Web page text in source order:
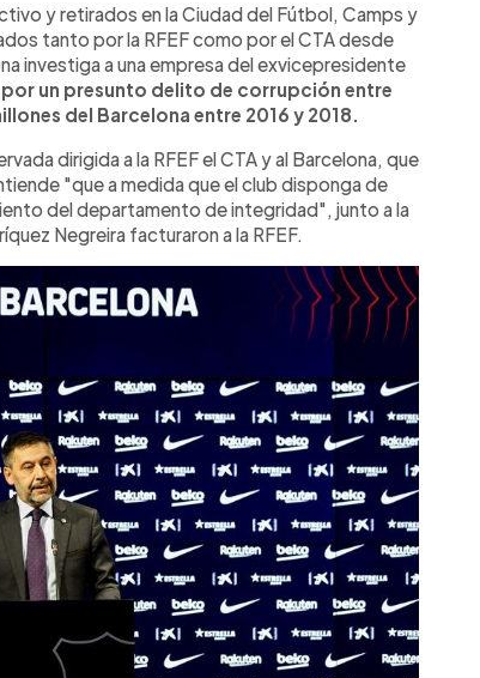
y retirados en la Ciudad del Fútbol, Camps y
tanto por la RFEF como por el CTA desde
investiga a una empresa del exvicepresidente
por un presunto delito de corrupción entre
del Barcelona entre 2016 y 2018.
dirigida a la RFEF el CTA y al Barcelona, que
"que a medida que el club disponga de
del departamento de integridad", junto a la
Negreira facturaron a la RFEF.